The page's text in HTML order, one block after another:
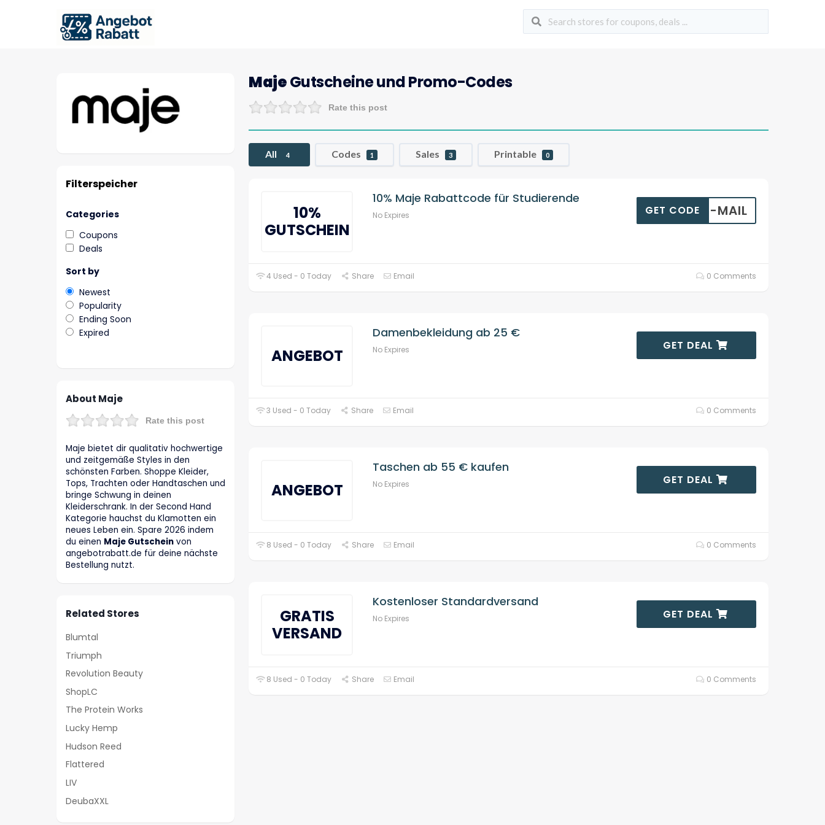
MajeGutscheine und Promo-Codes
Rate this post
All 4 Codes 1 Sales 3 Printable 0
10%
GUTSCHEIN
10% Maje Rabattcode für Studierende
No Expires R E-MAIL
GET CODE
4 Used - 0 Today Share Email 0 Comments
ANGEBOT
Damenbekleidung ab 25 €
No Expires GET DEAL
3 Used - 0 Today Share Email 0 Comments
ANGEBOT
Taschen ab 55 € kaufen
No Expires GET DEAL
8 Used - 0 Today Share Email 0 Comments
GRATIS
VERSAND
Kostenloser Standardversand
No Expires GET DEAL
8 Used - 0 Today Share Email 0 Comments
Filterspeicher
Categories
Coupons
Deals
Sort by
Newest
Popularity
Ending Soon
Expired
About Maje
Rate this post
Maje bietet dir qualitativ hochwertige
und zeitgemäße Styles in den
schönsten Farben. Shoppe Kleider,
Tops, Trachten oder Handtaschen und
bringe Schwung in deinen
Kleiderschrank. In der Second Hand
Kategorie hauchst du Klamotten ein
neues Leben ein. Spare 2026 indem
du einen Maje Gutschein von
angebotrabatt.de für deine nächste
Bestellung nutzt.
Related Stores
Blumtal
Triumph
Revolution Beauty
ShopLC
The Protein Works
Lucky Hemp
Hudson Reed
Flattered
LIV
DeubaXXL